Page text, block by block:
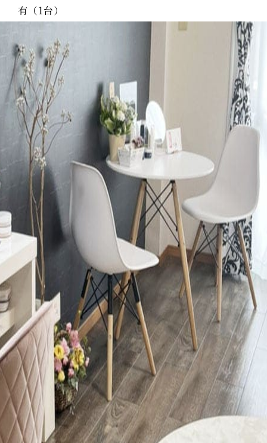
有（1台）